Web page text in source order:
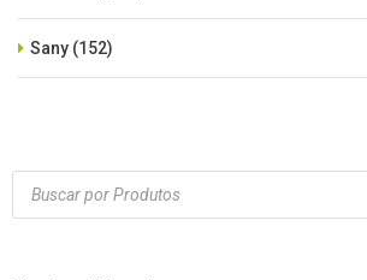
Sany (152)
Zoomlion(84)
Products
search